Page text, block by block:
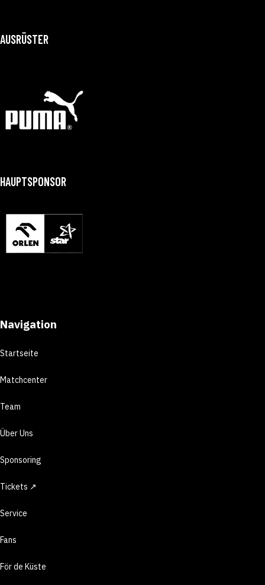
AUSRÜSTER
HAUPTSPONSOR
Navigation
Startseite
Matchcenter
Team
Über Uns
Sponsoring
Tickets ↗
Service
Fans
För de Küste